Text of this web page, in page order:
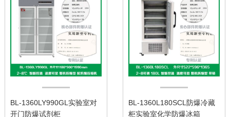
BL-1360LY990GL实验室对
开门防爆试剂柜
BL-1360L180SCL防爆冷藏
柜实验室化学防爆冰箱